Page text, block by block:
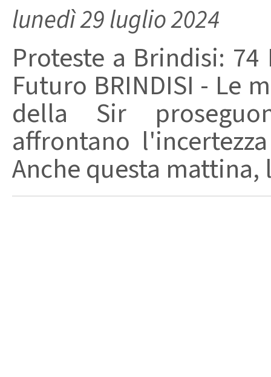
lunedì 29 luglio 2024
Proteste a Brindisi:
Futuro BRINDISI - Le
della Sir
affrontano
Anche questa mattina,